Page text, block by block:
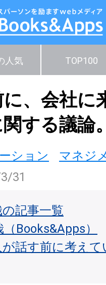
人気 TOP100
に、会社に
する議論
ション
マネジ
31
記事一覧
Books&Apps）
話す前に考え